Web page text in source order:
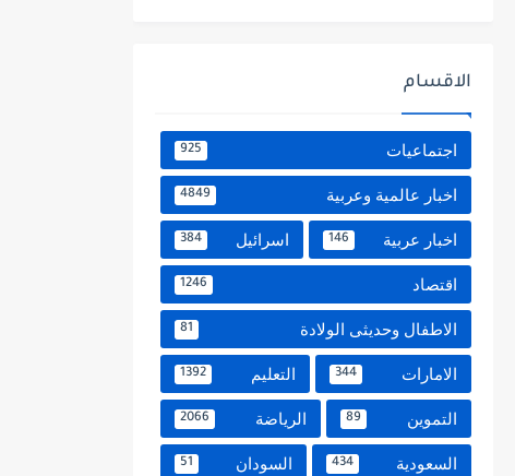
الاقسام
اجتماعيات 925
اخبار عالمية وعربية 4849
اخبار عربية 146 اسرائيل 384
اقتصاد 1246
الاطفال وحديثى الولادة 81
الامارات 344 التعليم 1392
التموين 89 الرياضة 2066
السعودية 434 السودان 51